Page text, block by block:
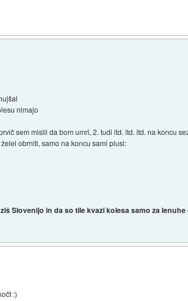
nimajo
sem mislil da bom umrl, 2. tudi itd. itd. itd. na koncu
obrniti, samo na koncu sami plusi:
Slovenijo in da so tile kvazi kolesa samo za
:)